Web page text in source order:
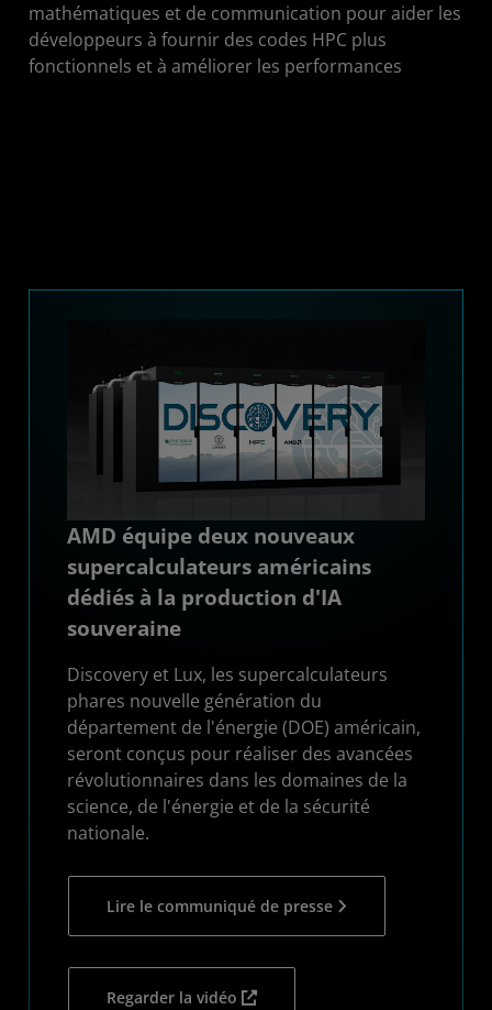
mathématiques et de communication pour aider les
développeurs à fournir des codes HPC plus
fonctionnels et à améliorer les performances
AMD équipe deux nouveaux
supercalculateurs américains
dédiés à la production d'IA
souveraine
Discovery et Lux, les supercalculateurs
phares nouvelle génération du
département de l'énergie (DOE) américain,
seront conçus pour réaliser des avancées
révolutionnaires dans les domaines de la
science, de l'énergie et de la sécurité
nationale.
Lire le communiqué de presse
Regarder la vidéo